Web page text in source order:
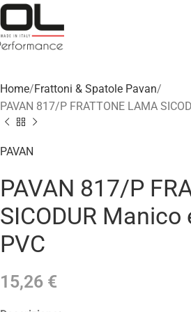
Home Frattoni & Spatole Pavan
PAVAN 817/P FRATTONE LAMA
PAVAN
PAVAN 817/P
SICODUR
PVC
15,26 €